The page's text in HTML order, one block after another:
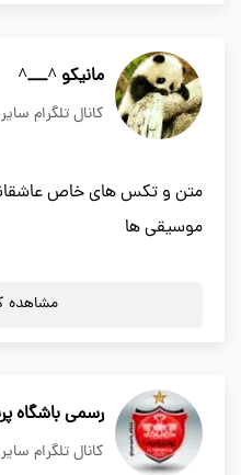
مانیکو ^___^
کانال تلگرام سایر
متن و تکس های خاص
موسیقی ها
مشاهده
رسمى باشگاه
کانال تلگرام سایر